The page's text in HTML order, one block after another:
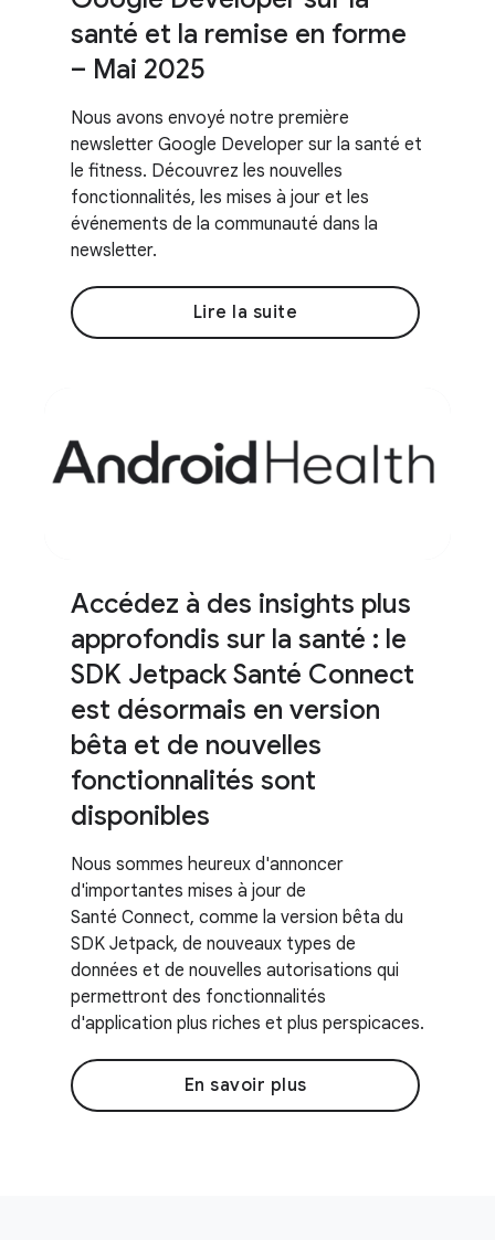
santé et la remise en forme
– Mai 2025
Nous avons envoyé notre première
newsletter Google Developer sur la santé et
le fitness. Découvrez les nouvelles
fonctionnalités, les mises à jour et les
événements de la communauté dans la
newsletter.
Lire la suite
Accédez à des insights plus
approfondis sur la santé : le
SDK Jetpack Santé Connect
est désormais en version
bêta et de nouvelles
fonctionnalités sont
disponibles
Nous sommes heureux d'annoncer
d'importantes mises à jour de
Santé Connect, comme la version bêta du
SDK Jetpack, de nouveaux types de
données et de nouvelles autorisations qui
permettront des fonctionnalités
d'application plus riches et plus perspicaces.
En savoir plus